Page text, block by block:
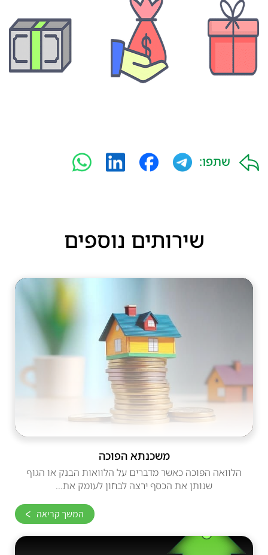
שתפו:
שירותים נוספים
משכנתא הפוכה
הלוואה הפוכה כאשר מדברים על הלוואות הבנק או הגוף
שנותן את הכסף ירצה לבחון לעומק את...
המשך קריאה